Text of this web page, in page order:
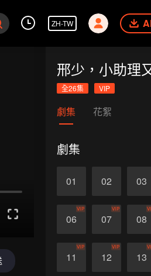
ZH-TW
邢少，小助理
全26集 VIP
劇集 花絮
劇集
01 02 03
06
VIP
07
VIP
08
11
VIP
12
VIP
13